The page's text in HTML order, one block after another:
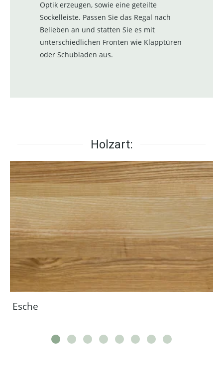
Optik erzeugen, sowie eine geteilte
Sockelleiste. Passen Sie das Regal nach
Belieben an und statten Sie es mit
unterschiedlichen Fronten wie Klapptüren
oder Schubladen aus.
Holzart:
Esche